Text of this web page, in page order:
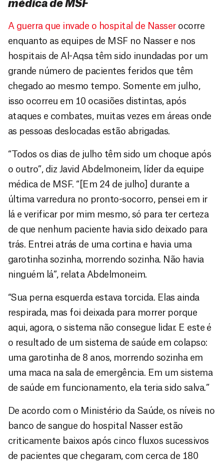
médica de MSF
A guerra que invade o hospital de Nasserocorre
enquanto as equipes de MSF no Nasser e nos
hospitais de Al-Aqsa têm sido inundadas por um
grande número de pacientes feridos que têm
chegado ao mesmo tempo. Somente em julho,
isso ocorreu em 10 ocasiões distintas, após
ataques e combates, muitas vezes em áreas onde
as pessoas deslocadas estão abrigadas.
“Todos os dias de julho têm sido um choque após
o outro”, diz Javid Abdelmoneim, líder da equipe
médica de MSF. “[Em 24 de julho] durante a
última varredura no pronto-socorro, pensei em ir
lá e verificar por mim mesmo, só para ter certeza
de que nenhum paciente havia sido deixado para
trás. Entrei atrás de uma cortina e havia uma
garotinha sozinha, morrendo sozinha. Não havia
ninguém lá”, relata Abdelmoneim.
“Sua perna esquerda estava torcida. Elas ainda
respirada, mas foi deixada para morrer porque
aqui, agora, o sistema não consegue lidar. E este é
o resultado de um sistema de saúde em colapso:
uma garotinha de 8 anos, morrendo sozinha em
uma maca na sala de emergência. Em um sistema
de saúde em funcionamento, ela teria sido salva.”
De acordo com o Ministério da Saúde, os níveis no
banco de sangue do hospital Nasser estão
criticamente baixos após cinco fluxos sucessivos
de pacientes que chegaram, com cerca de 180